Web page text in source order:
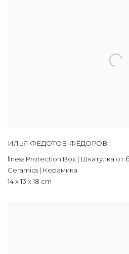
ИЛЬЯ ФЕДОТОВ-ФЁДОРОВ
llness Protection Box | Шкатулка от
Ceramics | Керамика
14 х 13 х 18 cm